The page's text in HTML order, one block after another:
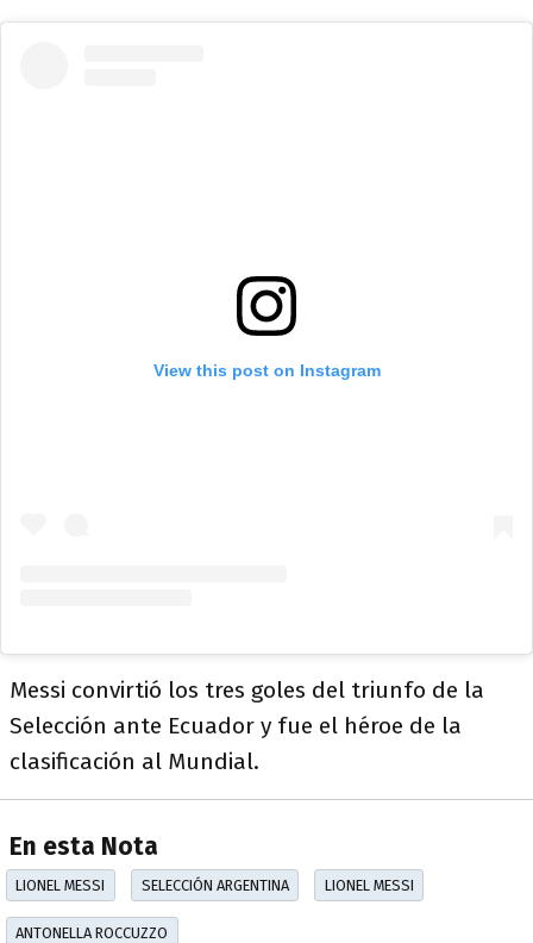
View this post on Instagram
Messi convirtió los tres goles del triunfo de la
Selección ante Ecuador y fue el héroe de la
clasificación al Mundial.
En esta Nota
LIONEL MESSI SELECCIÓN ARGENTINA LIONEL MESSI
ANTONELLA ROCCUZZO